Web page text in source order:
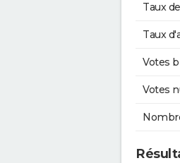
Taux
Taux
Votes
Votes